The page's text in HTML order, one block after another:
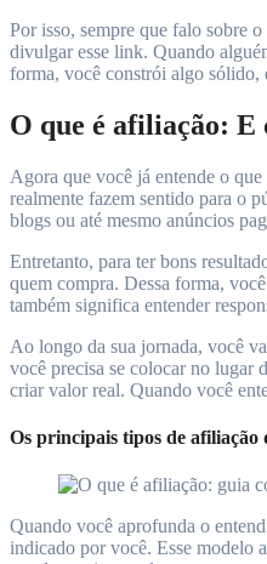
Por isso, sempre que falo sobre
divulgar esse link. Quando
forma, você constrói algo sólido,
O que é afiliação: E
Agora que você já entende o
realmente fazem sentido para o
blogs ou até mesmo anúncios
Entretanto, para ter bons
quem compra. Dessa forma,
também significa entender
Ao longo da sua jornada, você
você precisa se colocar no lugar
criar valor real. Quando você
Os principais tipos de afiliação
Quando você aprofunda o
indicado por você. Esse modelo